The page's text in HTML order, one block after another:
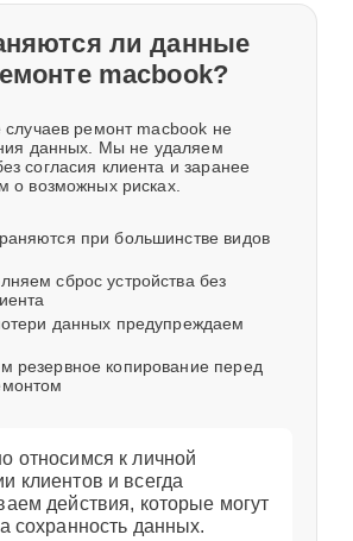
ли данные
macbook?
случаев ремонт macbook не
данных. Мы не удаляем
согласия клиента и заранее
о возможных рисках.
при большинстве видов
сброс устройства без
данных предупреждаем
резервное копирование перед
относимся к личной
клиентов и всегда
действия, которые могут
сохранность данных.